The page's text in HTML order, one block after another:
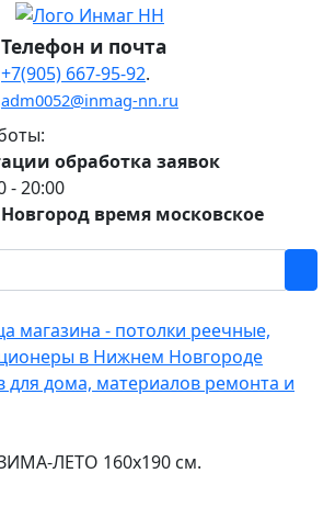
Телефон и почта
+7(905) 667-95-92.
adm0052@inmag-nn.ru
обработка заявок
- 20:00
время московское
магазина - потолки реечные,
в Нижнем Новгороде
для дома, материалов ремонта и
ЛЕТО 160х190 см.